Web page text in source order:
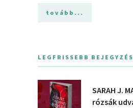
tovább...
LEGFRISSEBB
SARAH J.
rózsák